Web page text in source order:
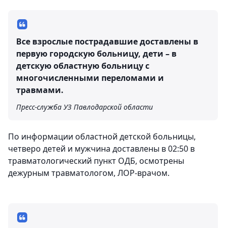
Все взрослые пострадавшие доставлены в
первую городскую больницу, дети – в
детскую областную больницу с
многочисленными переломами и
травмами.
Пресс-служба УЗ Павлодарской области
По информации областной детской больницы,
четверо детей и мужчина доставлены в 02:50 в
травматологический пункт ОДБ, осмотрены
дежурным травматологом, ЛОР-врачом.